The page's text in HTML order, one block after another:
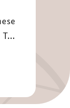
T…